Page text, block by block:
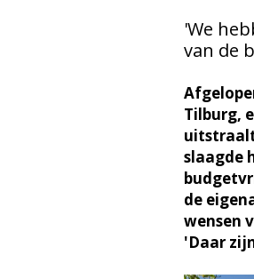
'We
van de
Tilburg,
slaagde
de
wensen
'Daar